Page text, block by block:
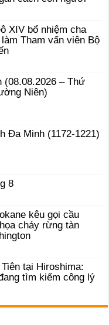
XIV bổ nhiệm cha
Tham vấn viên Bộ
(08.08.2026 – Thứ
Niên)
Ða Minh (1172-1221)
8
kêu gọi cầu
cháy rừng tàn
tại Hiroshima:
tìm kiếm công lý